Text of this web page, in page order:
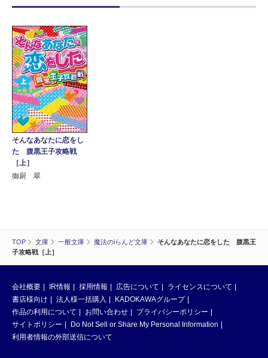
TOP 文庫 一般文庫 魔法のiらんど文庫
そんなあなたに恋をした 腹黒王
子攻略戦［上］
そんなあなたに恋をし
た 腹黒王子攻略戦
［上］
御厨 翠
会社概要 IR情報 採用情報 広告について
ライセンスについて
書店様向け
法人様一括購入
KADOKAWAグループ
作品の利用について
お問い合わせ
プライバシーポリシー
サイトポリシー
Do Not Sell or Share My Personal Information
利用者情報の外部送信について